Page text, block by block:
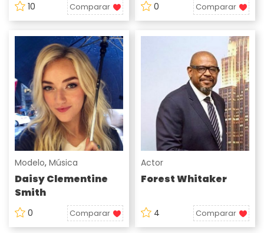
10 Comparar 0 Comparar
Modelo, Música
Daisy Clementine
Smith
0 Comparar
Actor
Forest Whitaker
4 Comparar